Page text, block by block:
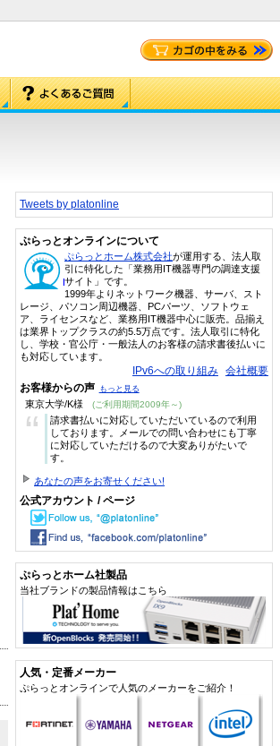
Tweets by platonline
ぷらっとオンラインについて
ぷらっとホーム株式会社が運用する、法人取
引に特化した「業務用IT機器専門の調達支援
サイト」です。
1999年よりネットワーク機器、サーバ、スト
レージ、パソコン周辺機器、PCパーツ、ソフトウェ
ア、ライセンスなど、業務用IT機器中心に販売。品揃え
は業界トップクラスの約5.5万点です。法人取引に特化
し、学校・官公庁・一般法人のお客様の請求書後払いに
も対応しています。
IPv6への取り組み 会社概要
お客様からの声 もっと見る
東京大学/K様 (ご利用期間2009年～)
“
請求書払いに対応していただいているので利用
しております。メールでの問い合わせにも丁寧
に対応していただけるので大変ありがたいで
す。
あなたの声をお寄せください!
公式アカウント / ページ
ぷらっとホーム社製品
当社ブランドの製品情報はこちら
人気・定番メーカー
ぷらっとオンラインで人気のメーカーをご紹介！